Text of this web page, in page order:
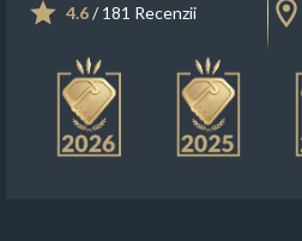
4.6/ 181 Recenzii